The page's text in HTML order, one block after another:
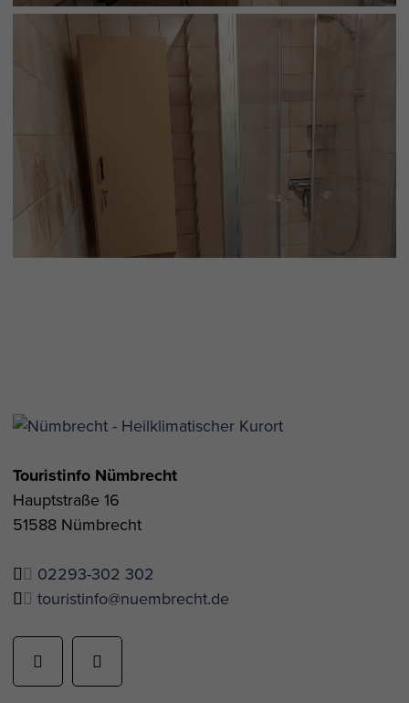
Touristinfo Nümbrecht
Hauptstraße 16
51588 Nümbrecht
02293-302 302
touristinfo@nuembrecht.de